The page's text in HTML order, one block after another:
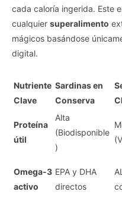
cada caloría ingerida. Este
cualquier superalimento
mágicos basándose
digital.
Nutriente
Clave
Sardinas en
Conserva
Proteína
útil
Alta
(Biodisponible
)
Omega-3
activo
EPA y DHA
directos